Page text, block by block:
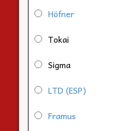
Höfner
Tokai
Sigma
LTD (ESP)
Framus